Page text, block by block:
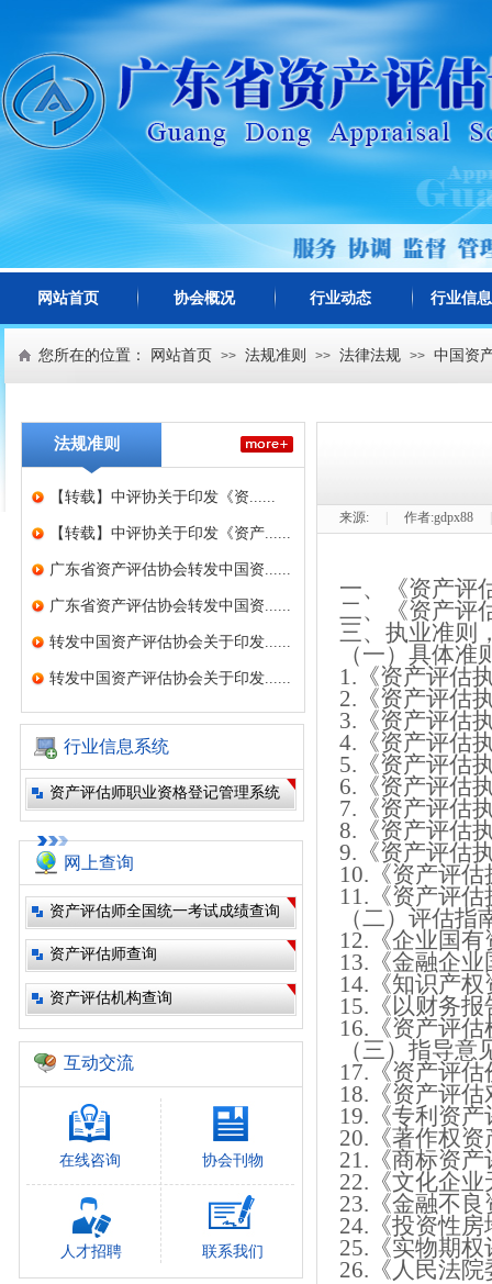
网站首页 协会概况 行业动态 行业信
您所在的位置： 网站首页 >> 法规准则 >> 法律法规 >> 中国资
来源: 作者:gdpx88
一、
《资产评
二、
《资产
三、执业准则
（一）具体准
1.《资产评估
2. 《资产评估
3. 《资产评估
4. 《资产评估
5. 《资产评估
6. 《资产评估
7. 《资产评估
8. 《资产评估
9. 《资产评估
10. 《资产评
11. 《资产评
（二）评估指
12. 《企业国
13.《金融企
14. 《知识产
15. 《以财务
16.《资产评
（三）指导意
17. 《资产评
18. 《资产评
19. 《专利资
20. 《著作权
21. 《商标资
22.《文化企
23. 《金融不
24. 《投资性
25. 《实物期
26.《人民法
法规准则
【转载】中评协关于印发《资......
【转载】中评协关于印发《资产......
广东省资产评估协会转发中国资......
广东省资产评估协会转发中国资......
转发中国资产评估协会关于印发......
转发中国资产评估协会关于印发......
行业信息系统
资产评估师职业资格登记管理系统
网上查询
资产评估师全国统一考试成绩查询
资产评估师查询
资产评估机构查询
互动交流
在线咨询 协会刊物
人才招聘 联系我们